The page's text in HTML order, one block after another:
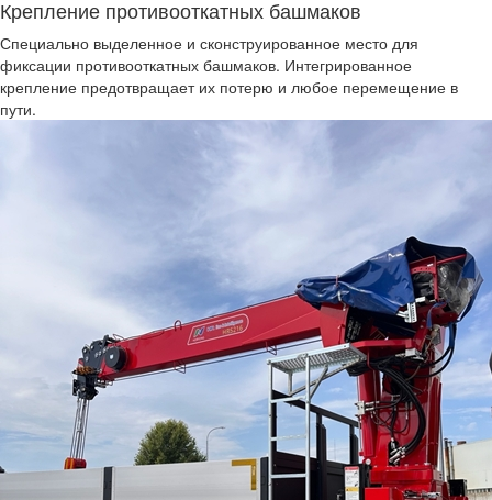
Крепление противооткатных башмаков
Специально выделенное и сконструированное место для
фиксации противооткатных башмаков. Интегрированное
крепление предотвращает их потерю и любое перемещение в
пути.